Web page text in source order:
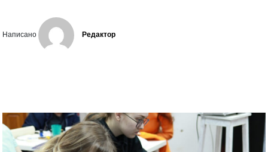
Написано Редактор